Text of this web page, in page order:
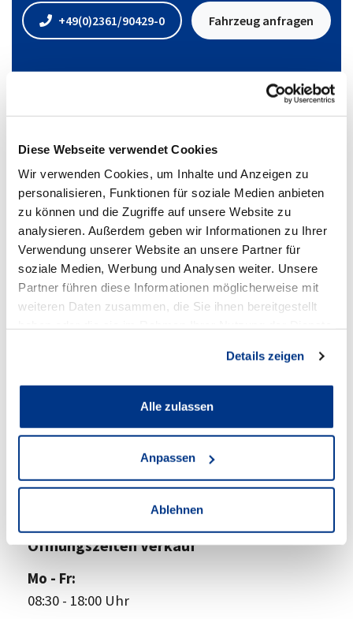
Diese Webseite verwendet Cookies
Wir verwenden Cookies, um Inhalte und Anzeigen zu
personalisieren, Funktionen für soziale Medien anbieten
zu können und die Zugriffe auf unsere Website zu
analysieren. Außerdem geben wir Informationen zu Ihrer
Verwendung unserer Website an unsere Partner für
soziale Medien, Werbung und Analysen weiter. Unsere
Partner führen diese Informationen möglicherweise mit
weiteren Daten zusammen, die Sie ihnen bereitgestellt
Details zeigen
Alle zulassen
Anpassen
Ablehnen
+49(0)2361/90429-0 Fahrzeug anfragen
Hubertusstraße 56-58
45657 Recklinghausen
Zum Standort
Öffnungszeiten Verkauf
Mo - Fr:
08:30 - 18:00 Uhr